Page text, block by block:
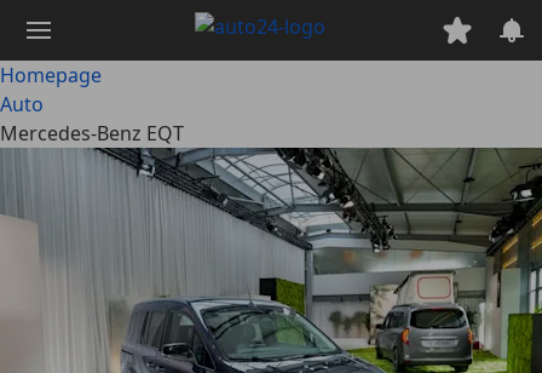
naar
hoofdinhoud
Homepage
Auto
Mercedes-Benz EQT